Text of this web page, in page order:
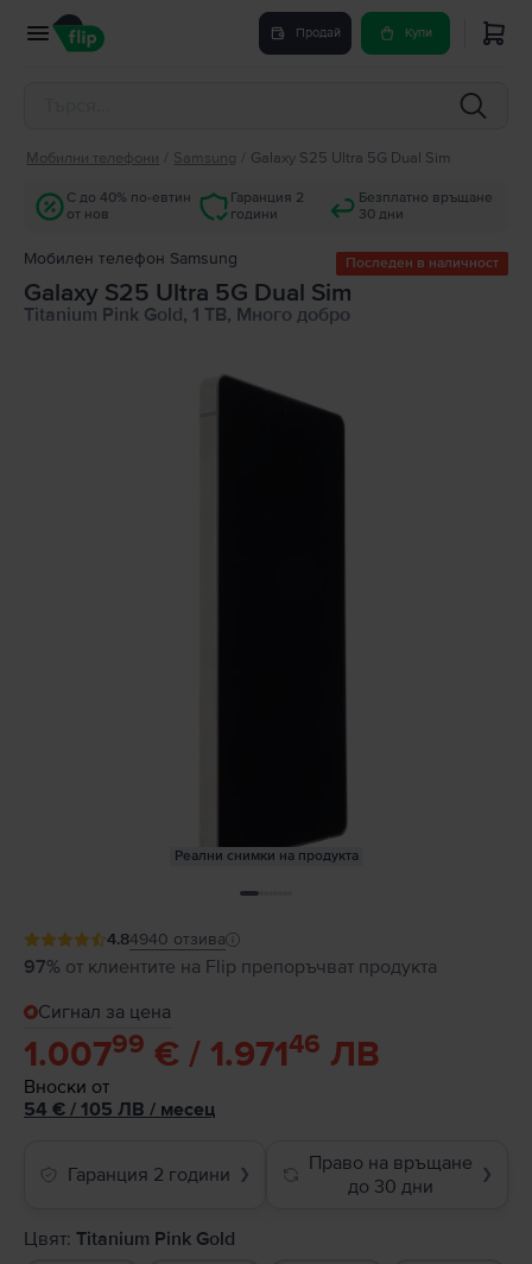
Продай Купи
Мобилни телефони Samsung Galaxy S25 Ultra 5G Dual Sim
С до 40% по-евтин
от нов
Гаранция 2
години
Безплатно връщане
30 дни
Мобилен телефон Samsung Последен в наличност
Galaxy S25 Ultra 5G Dual Sim
Titanium Pink Gold, 1 TB, Много добро
Реални снимки на продукта
4.84940 отзива
97% от клиентите на Flip препоръчват продукта
Сигнал за цена
1.00799 € / 1.97146 ЛВ
Вноски от
54 € / 105 ЛВ / месец
Гаранция 2 години ❯
Право на връщане
до 30 дни
❯
Цвят: Titanium Pink Gold